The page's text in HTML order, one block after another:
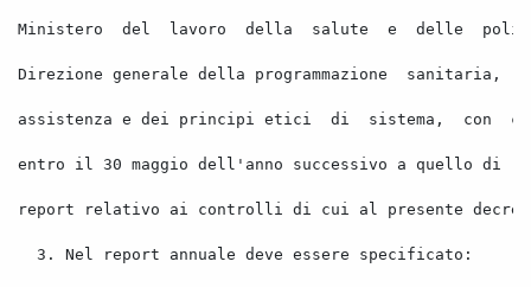
Ministero del lavoro della salute e delle
Direzione generale della programmazione sanitaria,
assistenza e dei principi etici di sistema, con
entro il 30 maggio dell'anno successivo a quello di
report relativo ai controlli di cui al presente
3. Nel report annuale deve essere specificato: